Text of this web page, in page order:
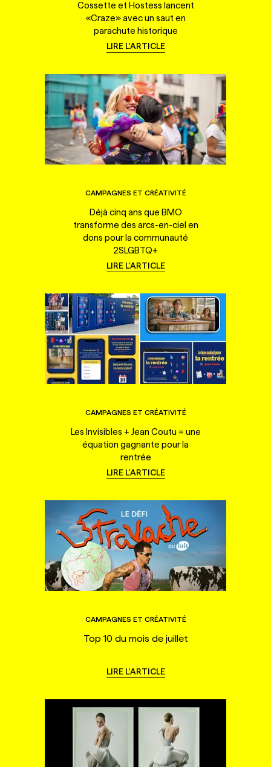
Cossette et Hostess lancent
«Craze» avec un saut en
parachute historique
LIRE L'ARTICLE
CAMPAGNES ET CRÉATIVITÉ
Déjà cinq ans que BMO
transforme des arcs-en-ciel en
dons pour la communauté
2SLGBTQ+
LIRE L'ARTICLE
CAMPAGNES ET CRÉATIVITÉ
Les Invisibles + Jean Coutu = une
équation gagnante pour la
rentrée
LIRE L'ARTICLE
CAMPAGNES ET CRÉATIVITÉ
Top 10 du mois de juillet
LIRE L'ARTICLE